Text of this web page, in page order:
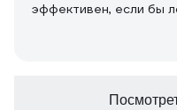
эффективен, если бы